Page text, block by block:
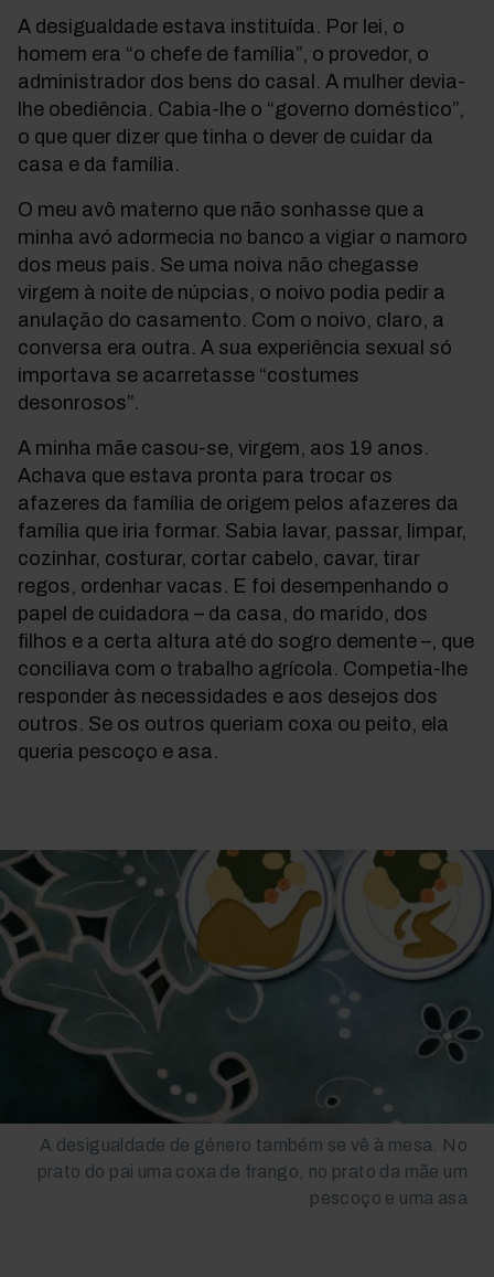
A desigualdade estava instituída. Por lei, o
homem era “o chefe de família”, o provedor, o
administrador dos bens do casal. A mulher devia-
lhe obediência. Cabia-lhe o “governo doméstico”,
o que quer dizer que tinha o dever de cuidar da
casa e da família.
O meu avô materno que não sonhasse que a
minha avó adormecia no banco a vigiar o namoro
dos meus pais. Se uma noiva não chegasse
virgem à noite de núpcias, o noivo podia pedir a
anulação do casamento. Com o noivo, claro, a
conversa era outra. A sua experiência sexual só
importava se acarretasse “costumes
desonrosos”.
A minha mãe casou-se, virgem, aos 19 anos.
Achava que estava pronta para trocar os
afazeres da família de origem pelos afazeres da
família que iria formar. Sabia lavar, passar, limpar,
cozinhar, costurar, cortar cabelo, cavar, tirar
regos, ordenhar vacas. E foi desempenhando o
papel de cuidadora – da casa, do marido, dos
filhos e a certa altura até do sogro demente –, que
conciliava com o trabalho agrícola. Competia-lhe
responder às necessidades e aos desejos dos
outros. Se os outros queriam coxa ou peito, ela
queria pescoço e asa.
A desigualdade de género também se vê à mesa. No
prato do pai uma coxa de frango, no prato da mãe um
pescoço e uma asa